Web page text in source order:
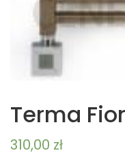
Terma
310,00 zł